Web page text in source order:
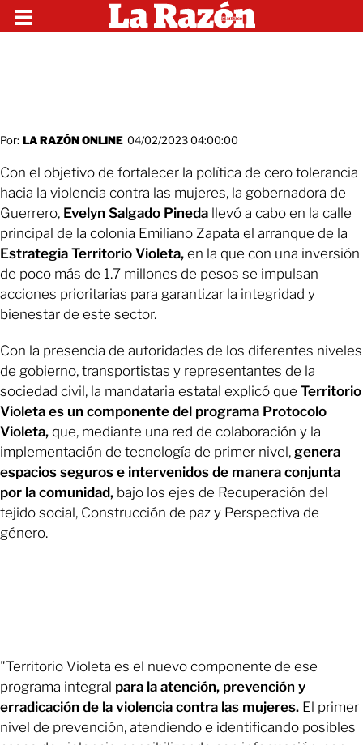
Por: LA RAZÓN ONLINE 04/02/2023 04:00:00
Con el objetivo de fortalecer la política de cero tolerancia
hacia la violencia contra las mujeres, la gobernadora de
Guerrero, Evelyn Salgado Pineda llevó a cabo en la calle
principal de la colonia Emiliano Zapata el arranque de la
Estrategia Territorio Violeta, en la que con una inversión
de poco más de 1.7 millones de pesos se impulsan
acciones prioritarias para garantizar la integridad y
bienestar de este sector.
Con la presencia de autoridades de los diferentes niveles
de gobierno, transportistas y representantes de la
sociedad civil, la mandataria estatal explicó que Territorio
Violeta es un componente del programa Protocolo
Violeta, que, mediante una red de colaboración y la
implementación de tecnología de primer nivel, genera
espacios seguros e intervenidos de manera conjunta
por la comunidad, bajo los ejes de Recuperación del
tejido social, Construcción de paz y Perspectiva de
género.
"Territorio Violeta es el nuevo componente de ese
programa integral para la atención, prevención y
erradicación de la violencia contra las mujeres. El primer
nivel de prevención, atendiendo e identificando posibles